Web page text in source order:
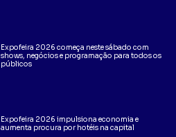
Expofeira 2026 começa neste sábado com
shows, negócios e programação para todos os
públicos
Expofeira 2026 impulsiona economia e
aumenta procura por hotéis na capital